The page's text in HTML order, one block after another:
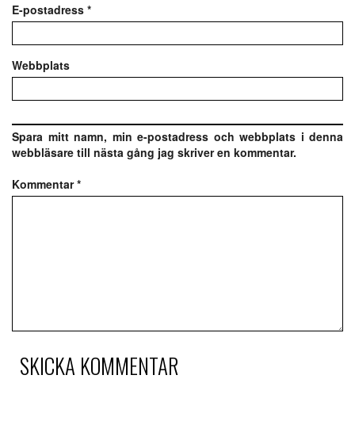
E-postadress *
Webbplats
Spara mitt namn, min e-postadress och webbplats i denna
webbläsare till nästa gång jag skriver en kommentar.
Kommentar*
SKICKA KOMMENTAR